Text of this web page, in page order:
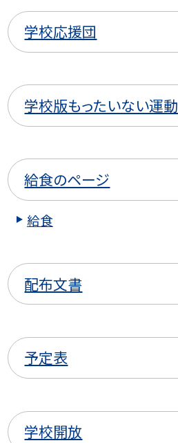
学校応援団
学校版もったいない運動
給食のページ
給食
配布文書
予定表
学校開放